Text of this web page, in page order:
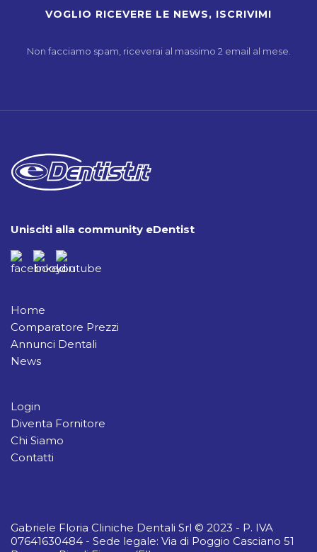
Non facciamo spam, riceverai al massimo 2 email al mese.
Unisciti alla community eDentist
Home
Comparatore Prezzi
Annunci Dentali
News
Login
Diventa Fornitore
Chi Siamo
Contatti
Gabriele Floria Cliniche Dentali Srl © 2023 - P. IVA
07641630484 - Sede legale: Via di Poggio Casciano 51